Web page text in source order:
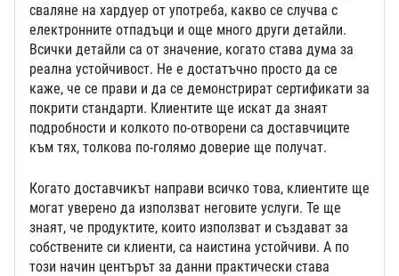
сваляне на хардуер от употреба, какво се случва с
електронните отпадъци и още много други детайли.
Всички детайли са от значение, когато става дума за
реална устойчивост. Не е достатъчно просто да се
каже, че се прави и да се демонстрират сертификати за
покрити стандарти. Клиентите ще искат да знаят
подробности и колкото по-отворени са доставчиците
към тях, толкова по-голямо доверие ще получат.
Когато доставчикът направи всичко това, клиентите ще
могат уверено да използват неговите услуги. Те ще
знаят, че продуктите, които използват и създават за
собствените си клиенти, са наистина устойчиви. А по
този начин центърът за данни практически става